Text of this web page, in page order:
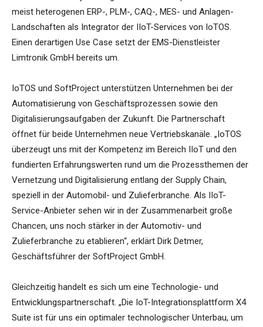
meist heterogenen ERP-, PLM-, CAQ-, MES- und Anlagen-
Landschaften als Integrator der IIoT-Services von IoTOS.
Einen derartigen Use Case setzt der EMS-Dienstleister
Limtronik GmbH bereits um.
IoTOS und SoftProject unterstützen Unternehmen bei der
Automatisierung von Geschäftsprozessen sowie den
Digitalisierungsaufgaben der Zukunft. Die Partnerschaft
öffnet für beide Unternehmen neue Vertriebskanäle. „IoTOS
überzeugt uns mit der Kompetenz im Bereich IIoT und den
fundierten Erfahrungswerten rund um die Prozessthemen der
Vernetzung und Digitalisierung entlang der Supply Chain,
speziell in der Automobil- und Zulieferbranche. Als IIoT-
Service-Anbieter sehen wir in der Zusammenarbeit große
Chancen, uns noch stärker in der Automotiv- und
Zulieferbranche zu etablieren“, erklärt Dirk Detmer,
Geschäftsführer der SoftProject GmbH.
Gleichzeitig handelt es sich um eine Technologie- und
Entwicklungspartnerschaft. „Die IoT-Integrationsplattform X4
Suite ist für uns ein optimaler technologischer Unterbau, um